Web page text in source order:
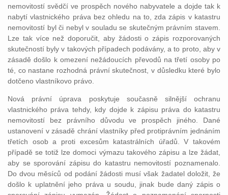
nemovitostí svědčí ve prospěch nového nabyvatele a dojde tak k
nabytí vlastnického práva bez ohledu na to, zda zápis v katastru
nemovitostí byl či nebyl v souladu se skutečným právním stavem.
Lze tak více než doporučit, aby žádosti o zápis rozporovaných
skutečností byly v takových případech podávány, a to proto, aby v
zásadě došlo k omezení nežádoucích převodů na třetí osoby po
té, co nastane rozhodná právní skutečnost, v důsledku které bylo
dotčeno vlastníkovo právo.
Nová právní úprava poskytuje současně silnější ochranu
vlastnického práva tehdy, kdy dojde k zápisu práva do katastru
nemovitostí bez právního důvodu ve prospěch jiného. Dané
ustanovení v zásadě chrání vlastníky před protiprávním jednáním
třetích osob a proti excesům katastrálních úřadů. V takovém
případě se totiž lze domoci výmazu takového zápisu a lze žádat,
aby se sporování zápisu do katastru nemovitostí poznamenalo.
Do dvou měsíců od podání žádosti musí však žadatel doložit, že
došlo k uplatnění jeho práva u soudu, jinak bude daný zápis o